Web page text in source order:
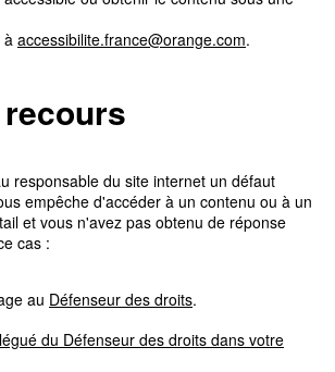
à accessibilite.france@orange.com.
responsable du site internet un défaut
empêche d'accéder à un contenu ou à un
et vous n'avez pas obtenu de réponse
cas :
au Défenseur des droits.
du Défenseur des droits dans votre